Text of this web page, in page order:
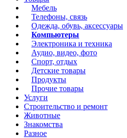
Мебель
Телефоны, связь
Одежда, обувь, аксессуары
Компьютеры
Электроника и техника
Аудио, видео, фото
Спорт, отдых
Детские товары
Продукты
Прочие товары
Услуги
Строительство и ремонт
Животные
Знакомства
Разное